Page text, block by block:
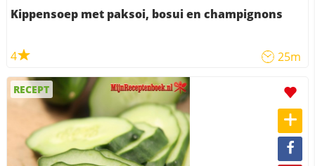
Kippensoep met paksoi, bosui en champignons
4 25m
RECEPT